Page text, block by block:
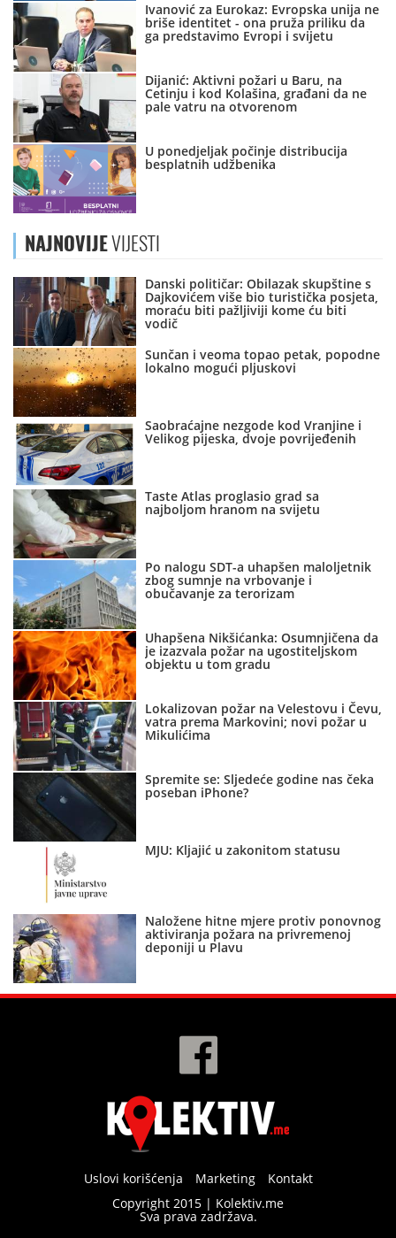
Ivanović za Eurokaz: Evropska unija ne
briše identitet - ona pruža priliku da
ga predstavimo Evropi i svijetu
Dijanić: Aktivni požari u Baru, na
Cetinju i kod Kolašina, građani da ne
pale vatru na otvorenom
U ponedjeljak počinje distribucija
besplatnih udžbenika
NAJNOVIJEVIJESTI
Danski političar: Obilazak skupštine s
Dajkovićem više bio turistička posjeta,
moraću biti pažljiviji kome ću biti
vodič
Sunčan i veoma topao petak, popodne
lokalno mogući pljuskovi
Saobraćajne nezgode kod Vranjine i
Velikog pijeska, dvoje povrijeđenih
Taste Atlas proglasio grad sa
najboljom hranom na svijetu
Po nalogu SDT-a uhapšen maloljetnik
zbog sumnje na vrbovanje i
obučavanje za terorizam
Uhapšena Nikšićanka: Osumnjičena da
je izazvala požar na ugostiteljskom
objektu u tom gradu
Lokalizovan požar na Velestovu i Čevu,
vatra prema Markovini; novi požar u
Mikulićima
Spremite se: Sljedeće godine nas čeka
poseban iPhone?
MJU: Kljajić u zakonitom statusu
Naložene hitne mjere protiv ponovnog
aktiviranja požara na privremenoj
deponiji u Plavu
Uslovi korišćenja Marketing
Kontakt
Copyright 2015 | Kolektiv.me
Sva prava zadržava.